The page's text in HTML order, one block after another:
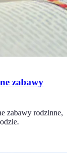
zabawy
zabawy rodzinne,